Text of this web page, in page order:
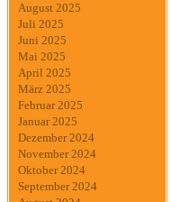
August 2025
Juli 2025
Juni 2025
Mai 2025
April 2025
März 2025
Februar 2025
Januar 2025
Dezember 2024
November 2024
Oktober 2024
September 2024